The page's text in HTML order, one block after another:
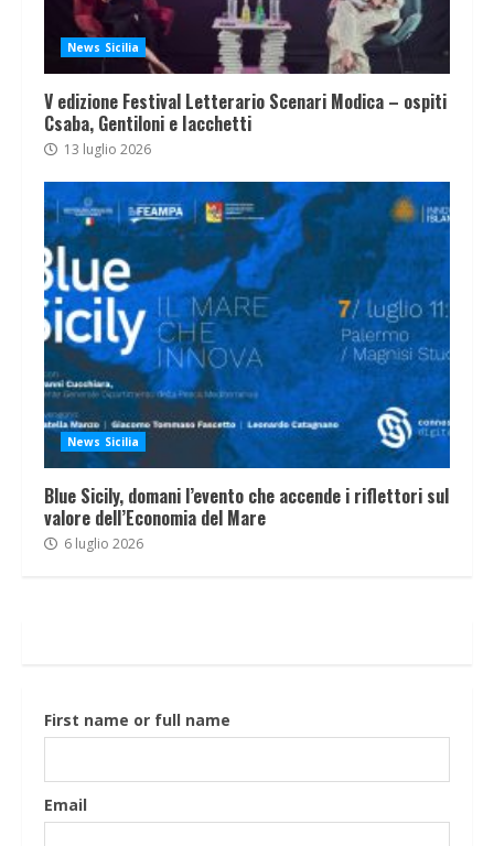
News Sicilia
V edizione Festival Letterario Scenari Modica – ospiti
Csaba, Gentiloni e Iacchetti
13 luglio 2026
News Sicilia
Blue Sicily, domani l’evento che accende i riflettori sul
valore dell’Economia del Mare
6 luglio 2026
First name or full name
Email